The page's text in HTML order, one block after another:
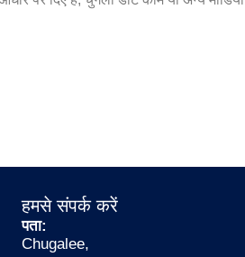
हमसे संपर्क करें
पता:
Chugalee,